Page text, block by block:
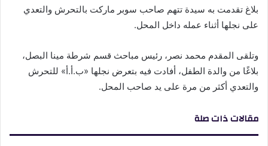
بلاغ تقدمت به سيدة تتهم صاحب سوبر ماركت بالتحرش والتعدي
على نجلها أثناء عمله داخل المحل.
وتلقى المقدم محمد نصر، رئيس مباحث قسم شرطة مينا البصل،
بلاغًا من والدة الطفل، أفادت فيه بتعرض نجلها «ب.أ.أ» للتحرش
والتعدي أكثر من مرة على يد صاحب المحل.
مقالات ذات صلة